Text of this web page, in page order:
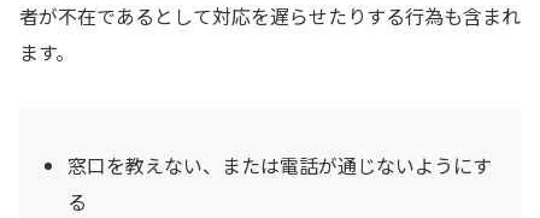
者が不在であるとして対応を遅らせたりする行為も含まれ
ます。
窓口を教えない、または電話が通じないようにす
る